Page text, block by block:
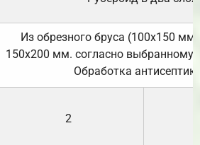
Из обрезного бруса (100х150
150х200 мм. согласно выбранному
Обработка
2